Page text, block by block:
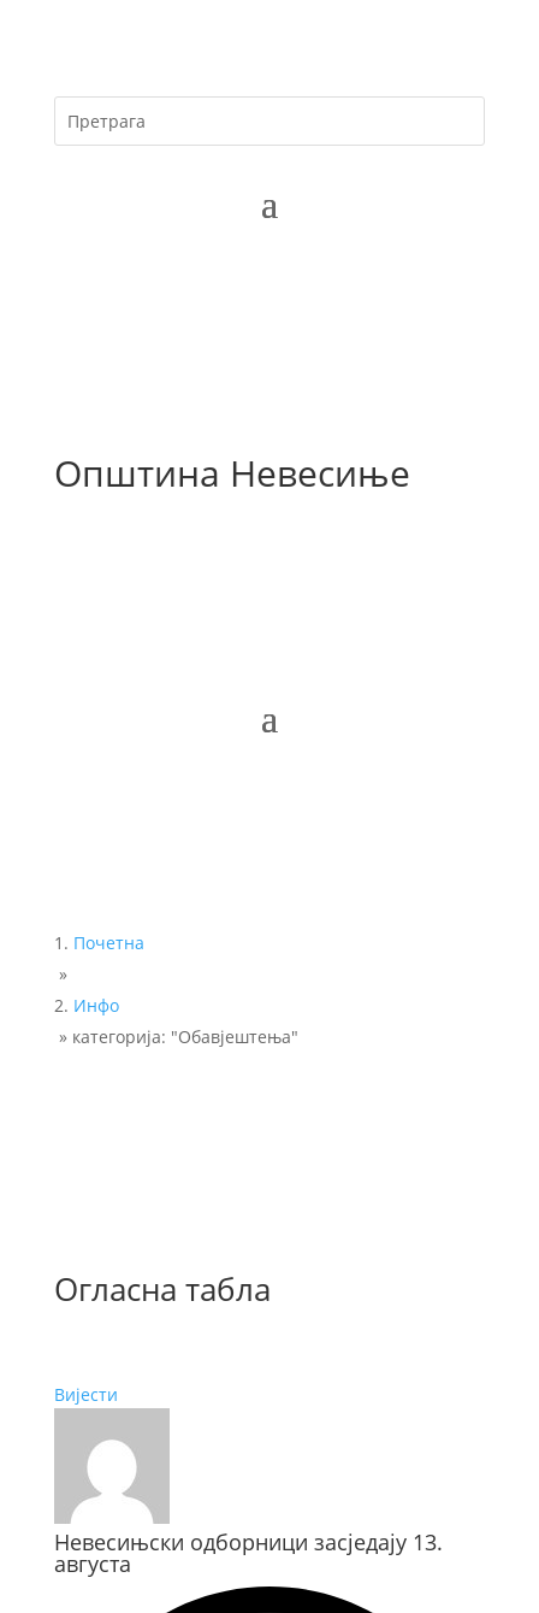
Општина Невесиње
Почетна
»
Инфо
» категорија: "Обавјештења"
Огласна табла
Вијести
Невесињски одборници засједају 13.
августа